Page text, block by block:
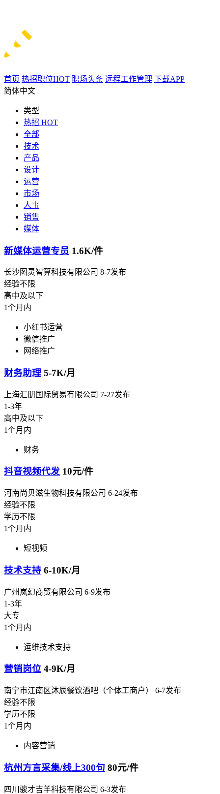
首页 热招职位HOT 职场头条 远程工作管理 下载APP
简体中文
类型
热招 HOT
全部
技术
产品
设计
运营
市场
人事
销售
媒体
新媒体运营专员 1.6K/件
长沙图灵智算科技有限公司 8-7发布
经验不限
高中及以下
1个月内
小红书运营
微信推广
网络推广
财务助理 5-7K/月
上海汇朋国际贸易有限公司 7-27发布
1-3年
高中及以下
1个月内
财务
抖音视频代发 10元/件
河南尚贝滋生物科技有限公司 6-24发布
经验不限
学历不限
1个月内
短视频
技术支持 6-10K/月
广州岚幻商贸有限公司 6-9发布
1-3年
大专
1个月内
运维技术支持
营销岗位 4-9K/月
南宁市江南区沐辰餐饮酒吧（个体工商户）
6-7发布
经验不限
学历不限
1个月内
内容营销
杭州方言采集/线上300句 80元/件
四川骏才吉羊科技有限公司 6-3发布